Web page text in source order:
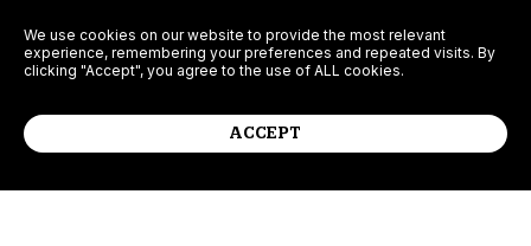
Learn More
We use cookies on our website to provide the most relevant
experience, remembering your preferences and repeated visits. By
clicking "Accept", you agree to the use of ALL cookies.
ACCEPT